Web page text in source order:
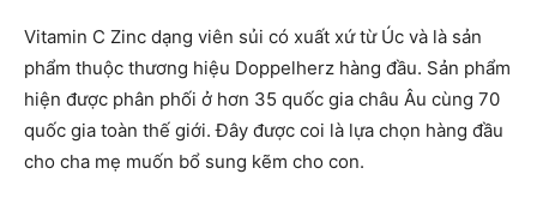
Vitamin C Zinc dạng viên sủi có xuất xứ từ Úc và là sản
phẩm thuộc thương hiệu Doppelherz hàng đầu. Sản phẩm
hiện được phân phối ở hơn 35 quốc gia châu Âu cùng 70
quốc gia toàn thế giới. Đây được coi là lựa chọn hàng đầu
cho cha mẹ muốn bổ sung kẽm cho con.